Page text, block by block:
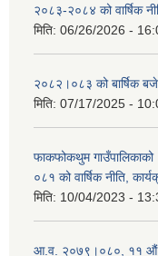
२०८३-२०८४ को वार्षिक
मिति: 06/26/2026 -
२०८२।०८३ को बार्षिक
मिति: 07/17/2025 -
फाकफोकथुम
०८१ को वार्षिक नीति,
मिति: 10/04/2023 -
आ.व. २०७९।०८०, ११ औं